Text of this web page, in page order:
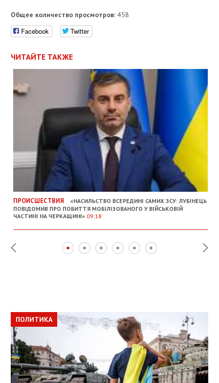
Общее количество просмотров: 458
Facebook Twitter
ЧИТАЙТЕ ТАКЖЕ
ПРОИСШЕСТВИЯ
«НАСИЛЬСТВО ВСЕРЕДИНІ САМИХ ЗСУ: ЛУБІНЕЦЬ
ПОВІДОМИВ ПРО ПОБИТТЯ МОБІЛІЗОВАНОГО У ВІЙСЬКОВІЙ
ЧАСТИНІ НА ЧЕРКАЩИНІ» 09:18
ПОЛИТИКА
ПОЛИТИКА
ОБЩЕСТВО
ПОЛИТИКА
ЭКОНОМИКА